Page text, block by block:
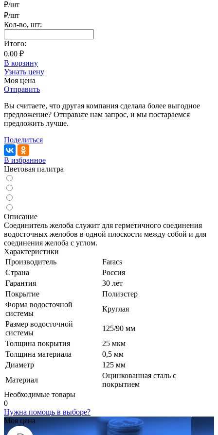
₽/шт
₽/шт
Кол-во, шт:
Итого:
0.00 ₽
В корзину
Узнать цену
Моя цена
Отправить
Вы считаете, что другая компания сделала более выгодное
предложение? Отправьте нам запрос, и мы постараемся
предложить лучше.
Поделиться
В избранное
Цветовая палитра
Описание
Соединитель желоба служит для герметичного соединения
водосточных желобов в одной плоскости между собой и для
соединения желоба с углом.
Характеристики
Производитель
Faracs
Страна
Россия
Гарантия
30 лет
Покрытие
Полиэстер
Форма водосточной
системы
Круглая
Размер водосточной
системы
125/90 мм
Толщина покрытия
25 мкм
Толщина материала
0,5 мм
Диаметр
125 мм
Материал
Оцинкованная сталь с
покрытием
Необходимые товары
0
Нужна помощь в выборе?
Моя цена